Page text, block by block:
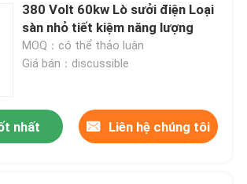
380 Volt 60kw Lò sưởi điện Loại
sàn nhỏ tiết kiệm năng lượng
MOQ：có thể thảo luận
Giá bán：discussible
nhất Liên hệ chúng tôi